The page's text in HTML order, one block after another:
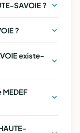
SAVOIE ?
?
existe-